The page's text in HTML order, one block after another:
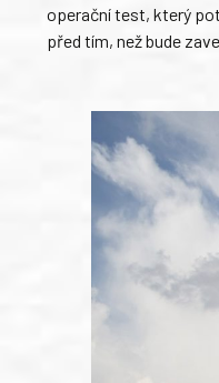
operační test, který
před tím, než bude